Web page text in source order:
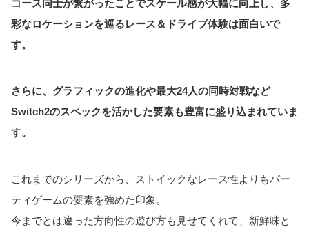
コース同士が繋がったことでスケール感が大幅に向上し、多
彩なロケーションを巡るレース＆ドライブ体験は面白いで
す。
さらに、グラフィックの進化や最大24人の同時対戦など
Switch2のスペックを活かした要素も豊富に盛り込まれていま
す。
これまでのシリーズから、ストイックなレース性よりもパー
ティゲームの要素を強めた印象。
今までとは違った方向性の遊び方も見せてくれて、新鮮味と